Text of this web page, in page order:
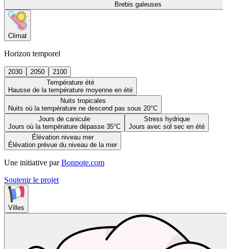
Brebis galeuses
Climat
Horizon temporel
2030 2050
2100
Température été
Hausse de la température moyenne en été
Nuits tropicales
Nuits où la température ne descend pas sous 20°C
Jours de canicule
Jours où la température dépasse 35°C
Stress hydrique
Jours avec sol sec en été
Élévation niveau mer
Élévation prévue du niveau de la mer
Une initiative par Bonpote.com
Soutenir le projet
Villes